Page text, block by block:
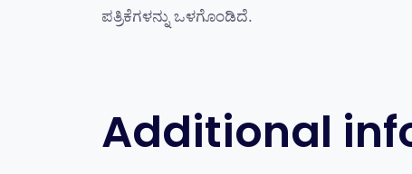
ಪತ್ರಿಕೆಗಳನ್ನು ಒಳಗೊಂಡಿದೆ.
Additional